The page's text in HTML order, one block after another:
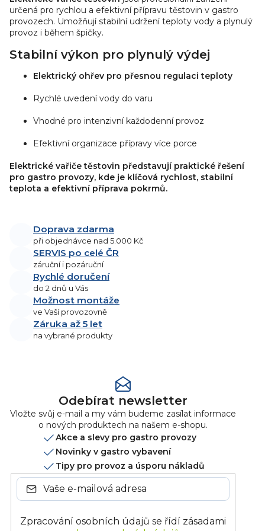
určená pro rychlou a efektivní přípravu těstovin v gastro
provozech. Umožňují stabilní udržení teploty vody a plynulý
provoz i během špičky.
Stabilní výkon pro plynulý výdej
Elektrický ohřev pro přesnou regulaci teploty
Rychlé uvedení vody do varu
Vhodné pro intenzivní každodenní provoz
Efektivní organizace přípravy více porce
Elektrické vařiče těstovin představují praktické řešení
pro gastro provozy, kde je klíčová rychlost, stabilní
teplota a efektivní příprava pokrmů.
Doprava zdarma
při objednávce nad 5.000 Kč
SERVIS po celé ČR
záruční i pozáruční
Rychlé doručení
do 2 dnů u Vás
Možnost montáže
ve Vaší provozovně
Záruka až 5 let
na vybrané produkty
Odebírat newsletter
Vložte svůj e-mail a my vám budeme zasílat informace
o nových produktech na našem e-shopu.
Akce a slevy pro gastro provozy
Novinky v gastro vybavení
Tipy pro provoz a úsporu nákladů
Zpracování osobních údajů se řídí zásadami